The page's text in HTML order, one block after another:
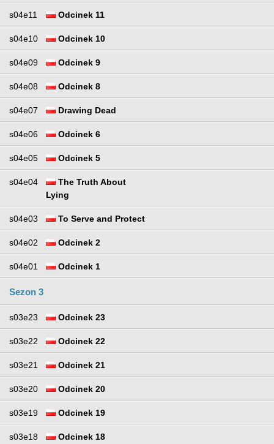
s04e11 Odcinek 11
s04e10 Odcinek 10
s04e09 Odcinek 9
s04e08 Odcinek 8
s04e07 Drawing Dead
s04e06 Odcinek 6
s04e05 Odcinek 5
s04e04
The Truth About
Lying
s04e03 To Serve and Protect
s04e02 Odcinek 2
s04e01 Odcinek 1
Sezon 3
s03e23 Odcinek 23
s03e22 Odcinek 22
s03e21 Odcinek 21
s03e20 Odcinek 20
s03e19 Odcinek 19
s03e18 Odcinek 18